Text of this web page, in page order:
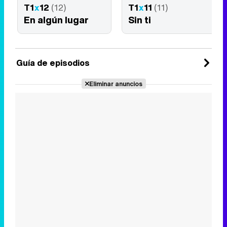
T1x12 (12)
En algún lugar
T1x11 (11)
Sin ti
Guía de episodios
Eliminar anuncios